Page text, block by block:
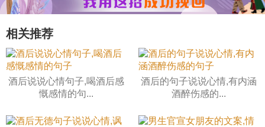
相关推荐
酒后说说心情句子,喝酒后感
慨感情的句...
酒后的句子说说心情,有内涵
酒醉伤感的...